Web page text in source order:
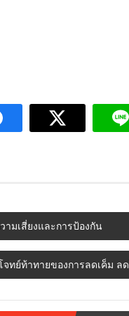
ามเสี่ยงและการป้องกัน
จทย์ท้าทายของการลดเค็ม ล